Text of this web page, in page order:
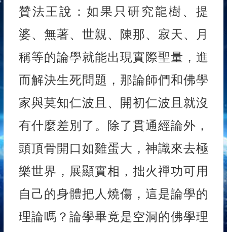
贊法王說：如果只研究龍樹、提
婆、無著、世親、陳那、寂天、月
稱等的論學就能出現實際聖量，進
而解決生死問題，那論師們和佛學
家與莫知仁波且、開初仁波且就沒
有什麼差別了。除了貫通經論外，
頭頂骨開口如雞蛋大，神識來去極
樂世界，展顯實相，拙火禪功可用
自己的身體把人燒傷，這是論學的
理論嗎？論學畢竟是空洞的佛學理